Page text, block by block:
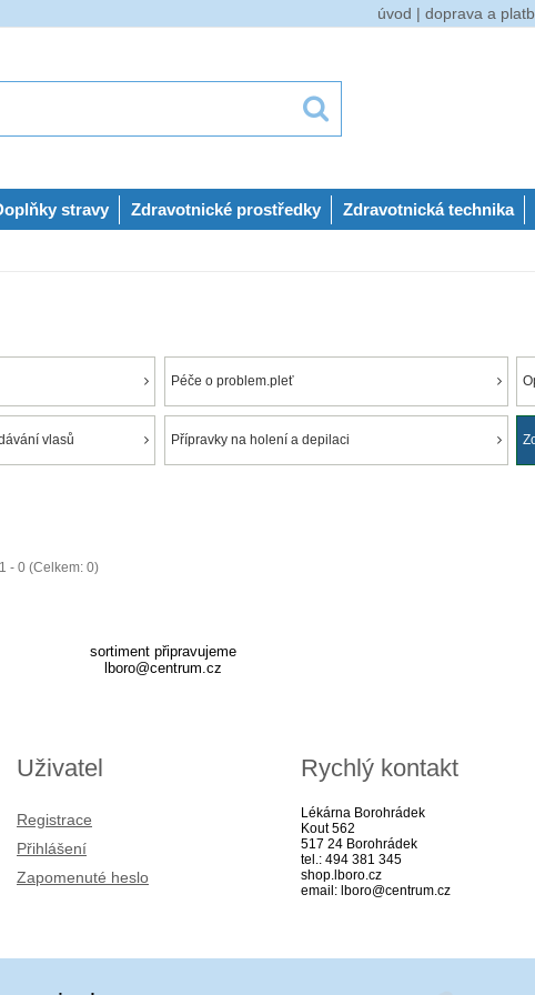
úvod | doprava a
stravy Zdravotnické prostředky Zdravotnická technika
Péče o problem.pleť
vlasů Přípravky na holení a depilaci
- 0 (Celkem: 0)
sortiment připravujeme
lboro@centrum.cz
Uživatel
Registrace
Přihlášení
Zapomenuté heslo
Rychlý kontakt
Lékárna Borohrádek
Kout 562
517 24 Borohrádek
tel.: 494 381 345
shop.lboro.cz
email: lboro@centrum.cz